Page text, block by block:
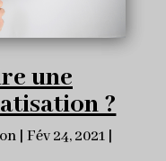
une
?
|Fév 24, 2021